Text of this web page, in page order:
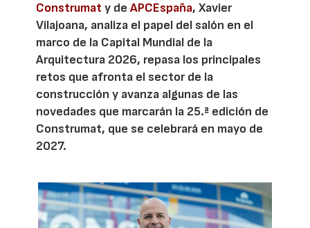
Construmaty deAPCEspaña, Xavier
Vilajoana, analiza el papel del salón en el
marco de la Capital Mundial de la
Arquitectura 2026, repasa los principales
retos que afronta el sector de la
construcción y avanza algunas de las
novedades que marcarán la 25.ª edición de
Construmat, que se celebrará en mayo de
2027.